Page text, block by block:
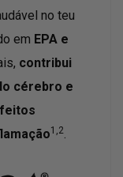
no teu
em EPA e
contribui
cérebro e
1,2.